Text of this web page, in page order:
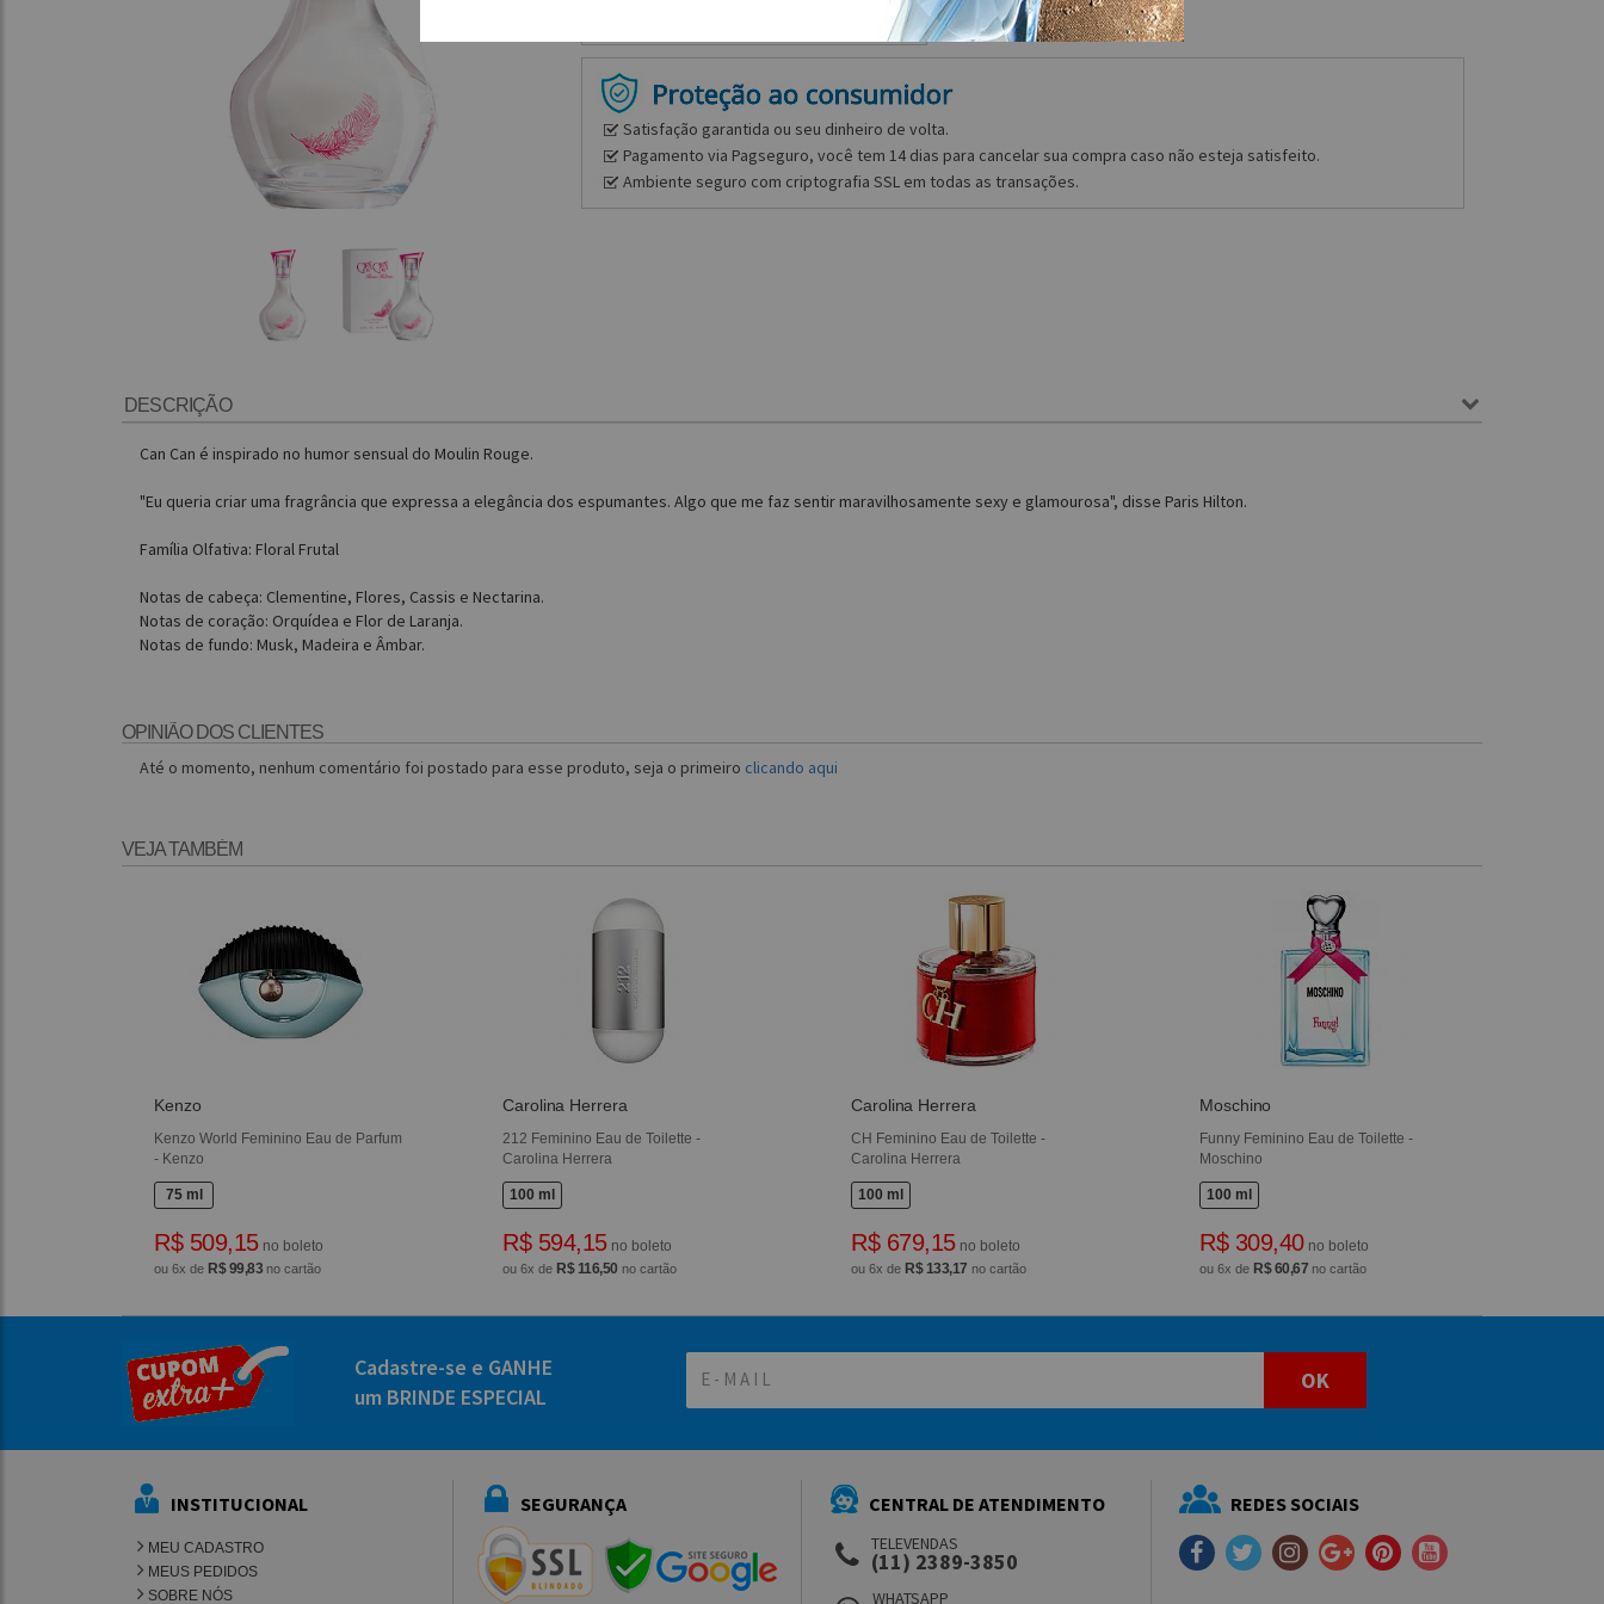
Satisfação garantida ou seu dinheiro de volta.
Pagamento via Pagseguro, você tem 14 dias para cancelar sua compra caso não esteja satisfeito.
Ambiente seguro com criptografia SSL em todas as transações.
DESCRIÇÃO
Can Can é inspirado no humor sensual do Moulin Rouge.
"Eu queria criar uma fragrância que expressa a elegância dos espumantes. Algo que me faz sentir maravilhosamente sexy e glamourosa", disse Paris Hilton.
Família Olfativa: Floral Frutal
Notas de cabeça: Clementine, Flores, Cassis e Nectarina.
Notas de coração: Orquídea e Flor de Laranja.
Notas de fundo: Musk, Madeira e Âmbar.
OPINIÃO DOS CLIENTES
Até o momento, nenhum comentário foi postado para esse produto, seja o primeiro clicando aqui
VEJA TAMBÉM
Kenzo
Kenzo World Feminino Eau de Parfum
- Kenzo
75 ml
R$ 509,15no boleto
ou 6x de R$ 99,83 no cartão
Carolina Herrera
212 Feminino Eau de Toilette -
Carolina Herrera
100 ml
R$ 594,15no boleto
ou 6x de R$ 116,50 no cartão
Carolina Herrera
CH Feminino Eau de Toilette -
Carolina Herrera
100 ml
R$ 679,15no boleto
ou 6x de R$ 133,17 no cartão
Moschino
Funny Feminino Eau de Toilette -
Moschino
100 ml
R$ 309,40no boleto
ou 6x de R$ 60,67 no cartão
Cadastre-se e GANHE
um BRINDE ESPECIAL
OK
INSTITUCIONAL
MEU CADASTRO
MEUS PEDIDOS
SOBRE NÓS
SEGURANÇA CENTRAL DE ATENDIMENTO
TELEVENDAS
(11) 2389-3850
WHATSAPP
REDES SOCIAIS